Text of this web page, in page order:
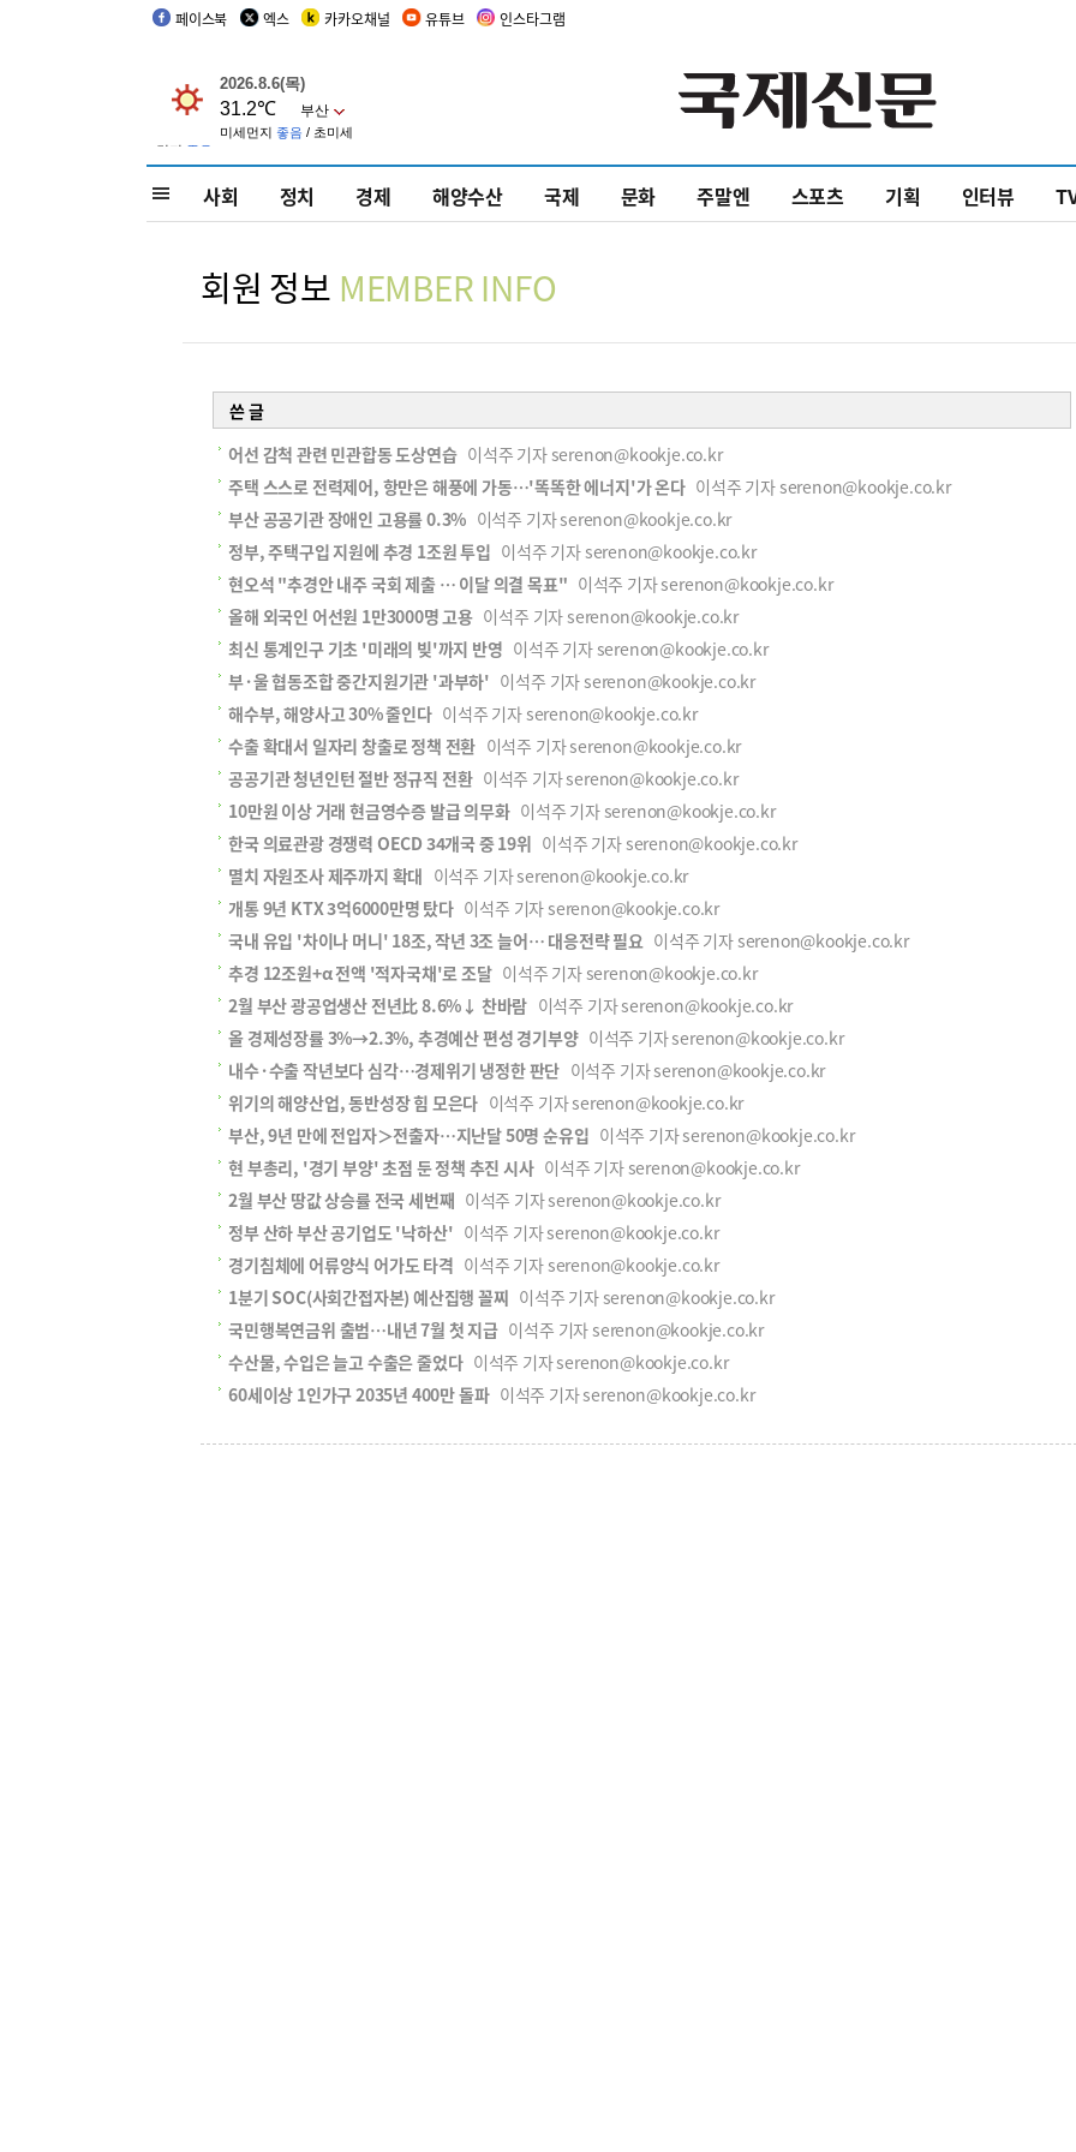
페이스북 엑스 카카오채널 유튜브 인스타그램
사회 정치 경제 해양수산 국제 문화 주말엔 스포츠 기획 인터뷰
회원 정보 MEMBER INFO
쓴 글
어선 감척 관련 민관합동 도상연습이석주 기자 serenon@kookje.co.kr
주택 스스로 전력제어, 항만은 해풍에 가동…'똑똑한 에너지'가 온다이석주 기자 serenon@kookje.co.kr
부산 공공기관 장애인 고용률 0.3% 이석주 기자 serenon@kookje.co.kr
정부, 주택구입 지원에 추경 1조원 투입 이석주 기자 serenon@kookje.co.kr
현오석 "추경안 내주 국회 제출 … 이달 의결 목표" 이석주 기자 serenon@kookje.co.kr
올해 외국인 어선원 1만3000명 고용 이석주 기자 serenon@kookje.co.kr
최신 통계인구 기초 '미래의 빚'까지 반영 이석주 기자 serenon@kookje.co.kr
부·울 협동조합 중간지원기관 '과부하' 이석주 기자 serenon@kookje.co.kr
해수부, 해양사고 30% 줄인다이석주 기자 serenon@kookje.co.kr
수출 확대서 일자리 창출로 정책 전환 이석주 기자 serenon@kookje.co.kr
공공기관 청년인턴 절반 정규직 전환이석주 기자 serenon@kookje.co.kr
10만원 이상 거래 현금영수증 발급 의무화이석주 기자 serenon@kookje.co.kr
한국 의료관광 경쟁력 OECD 34개국 중 19위 이석주 기자 serenon@kookje.co.kr
멸치 자원조사 제주까지 확대 이석주 기자 serenon@kookje.co.kr
개통 9년 KTX 3억6000만명 탔다 이석주 기자 serenon@kookje.co.kr
국내 유입 '차이나 머니' 18조, 작년 3조 늘어… 대응전략 필요이석주 기자 serenon@kookje.co.kr
추경 12조원+α 전액 '적자국채'로 조달이석주 기자 serenon@kookje.co.kr
2월 부산 광공업생산 전년比 8.6%↓ 찬바람 이석주 기자 serenon@kookje.co.kr
올 경제성장률 3%→2.3%, 추경예산 편성 경기부양이석주 기자 serenon@kookje.co.kr
내수·수출 작년보다 심각…경제위기 냉정한 판단 이석주 기자 serenon@kookje.co.kr
위기의 해양산업, 동반성장 힘 모은다 이석주 기자 serenon@kookje.co.kr
부산, 9년 만에 전입자＞전출자…지난달 50명 순유입 이석주 기자 serenon@kookje.co.kr
현 부총리, '경기 부양' 초점 둔 정책 추진 시사이석주 기자 serenon@kookje.co.kr
2월 부산 땅값 상승률 전국 세번째 이석주 기자 serenon@kookje.co.kr
정부 산하 부산 공기업도 '낙하산' 이석주 기자 serenon@kookje.co.kr
경기침체에 어류양식 어가도 타격 이석주 기자 serenon@kookje.co.kr
1분기 SOC(사회간접자본) 예산집행 꼴찌 이석주 기자 serenon@kookje.co.kr
국민행복연금위 출범…내년 7월 첫 지급 이석주 기자 serenon@kookje.co.kr
수산물, 수입은 늘고 수출은 줄었다이석주 기자 serenon@kookje.co.kr
60세이상 1인가구 2035년 400만 돌파이석주 기자 serenon@kookje.co.kr